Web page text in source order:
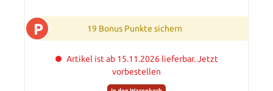
P 19 Bonus Punkte sichern
Artikel ist ab 15.11.2026 lieferbar. Jetzt
vorbestellen